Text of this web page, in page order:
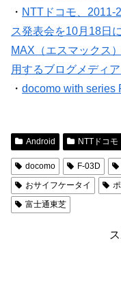
・ NTTドコモ、2011-
ス発表会を10月18日
MAX（エスマックス
用するブログメディ
・ docomo with series
Android NTTドコモ
docomo F-03D
おサイフケータイ
富士通東芝